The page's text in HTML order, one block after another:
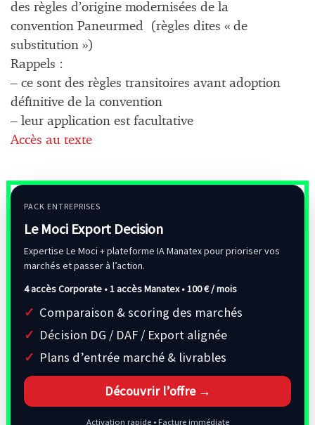
des règles d’origine modernisées de la
convention Paneurmed (règles dites « de
substitution »)
Rappels :
– ce sont des règles transitoires avant adoption
définitive de la convention
– leur application est facultative
Accès au texte
PACK ENTREPRISES
Le Moci Export Decision
Expertise Le Moci + plateforme IA Manatex pour prioriser vos
marchés et passer à l’action.
4 accès Corporate • 1 accès Manatex •100 € / mois
Comparaison & scoring des marchés
Décision DG / DAF / Export alignée
Plans d’entrée marché & livrables
Découvrir l’offre →
Activation rapide • Facture immédiate